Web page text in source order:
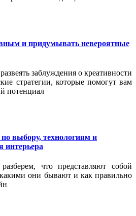
и придумывать невероятные
заблуждения о креативности
стратегии, которые помогут вам
потенциал
выбору, технологиям и
интерьера
что представляют собой
они бывают и как правильно